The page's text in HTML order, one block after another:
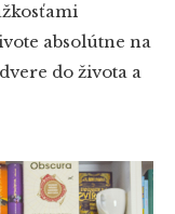
absolútne na
do života a